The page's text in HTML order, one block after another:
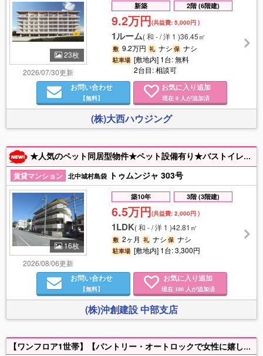
23枚
2026/07/30更新
新築 2階 (6階建)
9.2万円(共益費:5,000円 )
1ルーム(和 - / 洋 1 )36.45㎡
敷 9.2万円 礼 ナシ保 ナシ
駐車場 [敷地内] 1台: 無料
2台目: 相談可
お問い合わせ
【無料】
お気に入り追加
現在 0 人が追加済
(株)大西ハウジング
★人気のペット同居型物件★ペット設備有り★バストイレ別★乾燥機有★駐車場1台有★ サンエー食品館近く♪
賃貸マンション 北中城村島袋 トゥムンジャ 303号
16枚
2026/08/06更新
築10年 3階 (3階建)
6.5万円(共益費:2,000円 )
1LDK(和 - / 洋 1 )42.81㎡
敷 2ヶ月 礼 ナシ保 ナシ
駐車場 [敷地内] 1台: 3,300円
お問い合わせ
【無料】
お気に入り追加
現在 180人が追加済
(株)沖創建設 中部支店
【ワンフロア1世帯】【パントリー・オートロックで女性に嬉しい！】【EV充電設備完備】【イオンライカム徒歩3分の新築賃貸！】【インターネット無料】【駐車縦列2台付き】法人契約・社宅大歓迎！モニター付きインターホン・宅配ボックスなど分譲マンション並み設備・建具になります。お気軽にお問い合わせ下さい。